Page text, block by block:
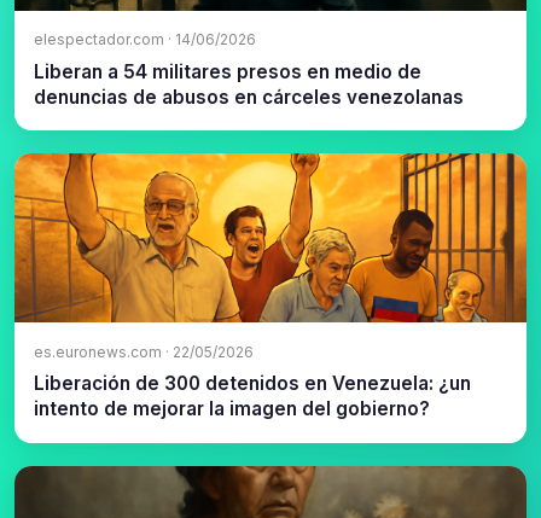
elespectador.com · 14/06/2026
Liberan a 54 militares presos en medio de
denuncias de abusos en cárceles venezolanas
es.euronews.com · 22/05/2026
Liberación de 300 detenidos en Venezuela: ¿un
intento de mejorar la imagen del gobierno?